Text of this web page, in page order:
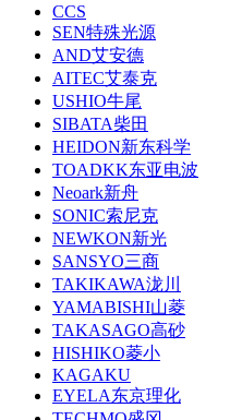
CCS
SEN特殊光源
AND艾安德
AITEC艾泰克
USHIO牛尾
SIBATA柴田
HEIDON新东科学
TOADKK东亚电波
Neoark新舟
SONIC索尼克
NEWKON新光
SANSYO三商
TAKIKAWA泷川
YAMABISHI山菱
TAKASAGO高砂
HISHIKO菱小
KAGAKU
EYELA东京理化